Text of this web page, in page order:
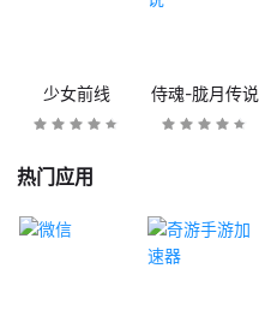
少女前线 侍魂-胧月传说
热门应用